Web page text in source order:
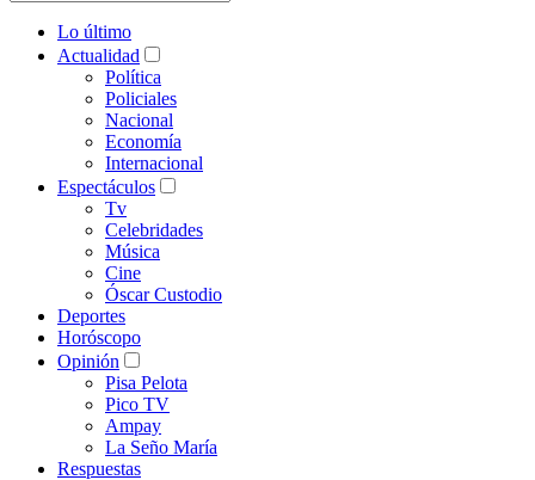
Lo último
Actualidad
Política
Policiales
Nacional
Economía
Internacional
Espectáculos
Tv
Celebridades
Música
Cine
Óscar Custodio
Deportes
Horóscopo
Opinión
Pisa Pelota
Pico TV
Ampay
La Seño María
Respuestas